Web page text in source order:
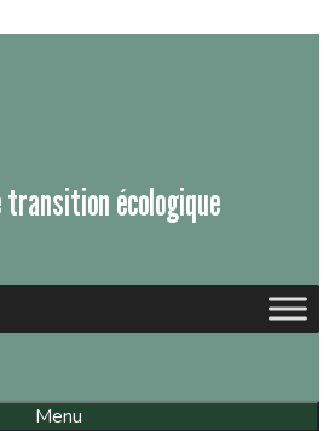
transition écologique
Menu